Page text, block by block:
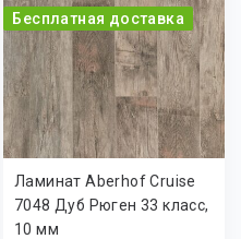
Бесплатная доставка
Ламинат Aberhof Cruise
7048 Дуб Рюген 33 класс,
10 мм